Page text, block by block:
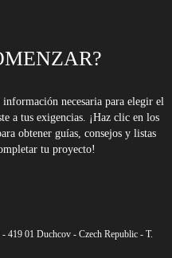
necesaria para elegir el
a tus exigencias. ¡Haz clic en los
obtener guías, consejos y listas
tu proyecto!
419 01 Duchcov - Czech Republic - T.